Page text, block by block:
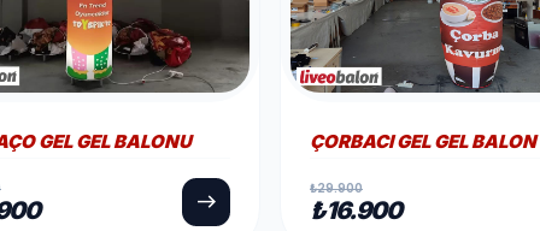
GEL GEL BALON
east
DÖNER BROS GEL GEL
₺29.900
₺16.900